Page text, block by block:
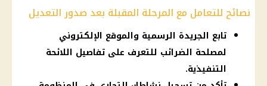
نصائح للتعامل مع المرحلة المقبلة بعد صدور التعديل
تابع الجريدة الرسمية والموقع الإلكتروني
لمصلحة الضرائب للتعرف على تفاصيل اللائحة
التنفيذية.